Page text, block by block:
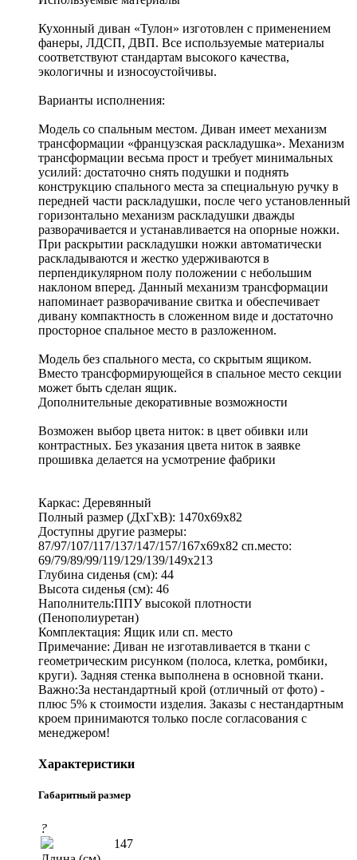
Кухонный диван «Тулон» изготовлен с применением
фанеры, ЛДСП, ДВП. Все используемые материалы
соответствуют стандартам высокого качества,
экологичны и износоустойчивы.
Варианты исполнения:
Модель со спальным местом. Диван имеет механизм
трансформации «французская раскладушка». Механизм
трансформации весьма прост и требует минимальных
усилий: достаточно снять подушки и поднять
конструкцию спального места за специальную ручку в
передней части раскладушки, после чего установленный
горизонтально механизм раскладушки дважды
разворачивается и устанавливается на опорные ножки.
При раскрытии раскладушки ножки автоматически
раскладываются и жестко удерживаются в
перпендикулярном полу положении с небольшим
наклоном вперед. Данный механизм трансформации
напоминает разворачивание свитка и обеспечивает
дивану компактность в сложенном виде и достаточно
просторное спальное место в разложенном.
Модель без спального места, со скрытым ящиком.
Вместо трансформирующейся в спальное место секции
может быть сделан ящик.
Дополнительные декоративные возможности
Возможен выбор цвета ниток: в цвет обивки или
контрастных. Без указания цвета ниток в заявке
прошивка делается на усмотрение фабрики
Каркас: Деревянный
Полный размер (ДхГхВ): 1470х69х82
Доступны другие размеры:
87/97/107/117/137/147/157/167х69х82 сп.место:
69/79/89/99/119/129/139/149х213
Глубина сиденья (см): 44
Высота сиденья (см): 46
Наполнитель:ППУ высокой плотности
(Пенополиуретан)
Комплектация: Ящик или сп. место
Примечание: Диван не изготавливается в ткани с
геометрическим рисунком (полоса, клетка, ромбики,
круги). Задняя стенка выполнена в основной ткани.
Важно:За нестандартный крой (отличный от фото) -
плюс 5% к стоимости изделия. Заказы с нестандартным
кроем принимаются только после согласования с
менеджером!
Характеристики
Габаритный размер
?
147